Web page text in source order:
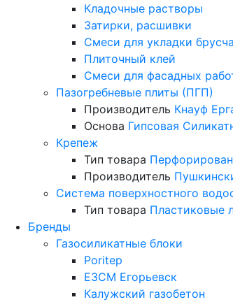
Кладочные растворы
Затирки, расшивки
Смеси для укладки
Плиточный клей
Смеси для фасадных
Пазогребневые плиты (ПГП)
Производитель Кнауф
Основа Гипсовая
Крепеж
Тип товара
Производитель
Система поверхностного
Тип товара Пластиковые
Бренды
Газосиликатные блоки
Poritep
ЕЗСМ Егорьевск
Калужский газобетон